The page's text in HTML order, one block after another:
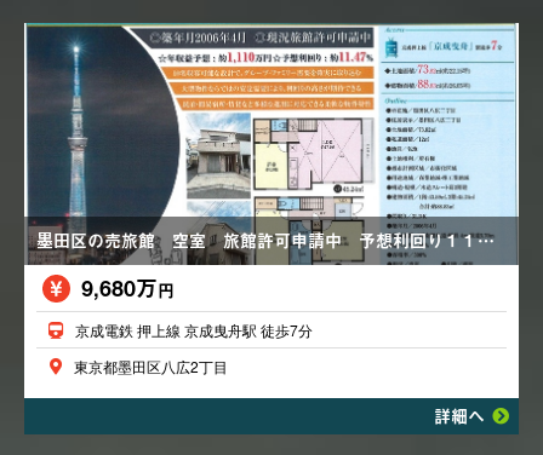
墨田区の売旅館 空室 旅館許可申請中 予想利回り１１．４７％ 駐車場あり 民泊・簡易宿泊・賃貸などに
9,680万円
京成電鉄 押上線 京成曳舟駅 徒歩7分
東京都墨田区八広2丁目
詳細へ